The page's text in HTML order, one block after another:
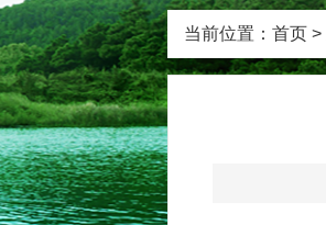
当前位置： 首页 >